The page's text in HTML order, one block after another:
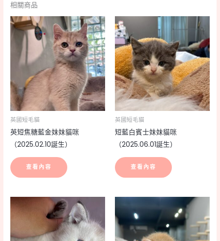
相關商品
英國短毛貓
英短焦糖藍金妹妹貓咪
（2025.02.10誕生）
查看內容
英國短毛貓
短藍白賓士妹妹貓咪
（2025.06.01誕生）
查看內容